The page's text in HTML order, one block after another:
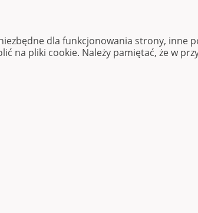
dla funkcjonowania strony, inne
na pliki cookie. Należy pamiętać, że w